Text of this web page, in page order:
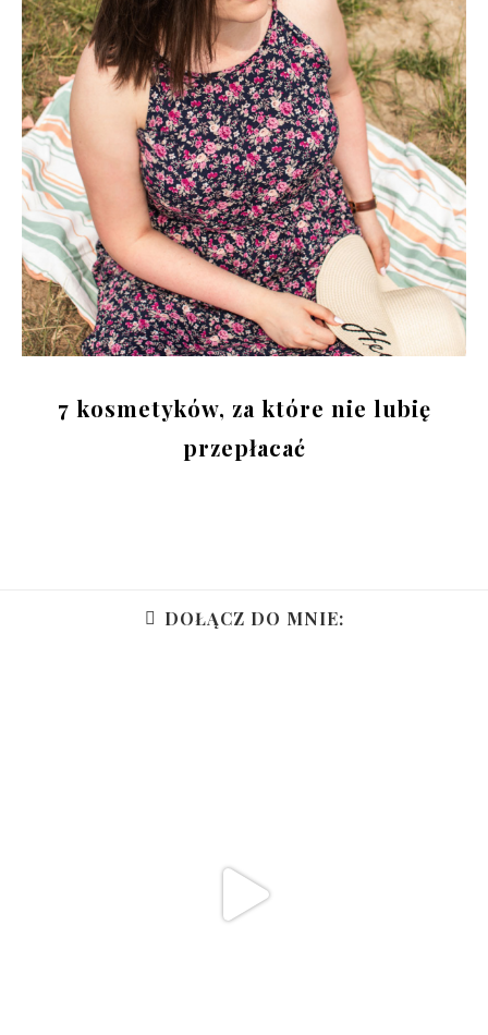
7 kosmetyków, za które nie lubię
przepłacać
DOŁĄCZ DO MNIE: